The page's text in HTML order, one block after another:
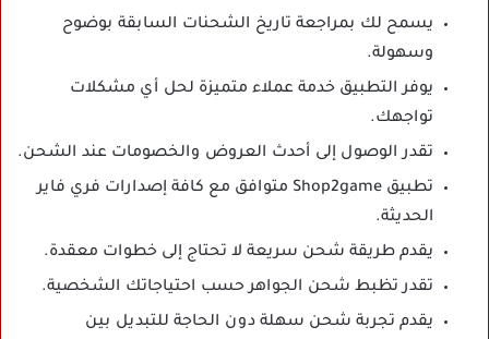
يسمح لك بمراجعة تاريخ الشحنات السابقة بوضوح
وسهولة.
يوفر التطبيق خدمة عملاء متميزة لحل أي مشكلات
تواجهك.
تقدر الوصول إلى أحدث العروض والخصومات عند الشحن.
تطبيق Shop2game متوافق مع كافة إصدارات فري فاير
الحديثة.
يقدم طريقة شحن سريعة لا تحتاج إلى خطوات معقدة.
تقدر تظبط شحن الجواهر حسب احتياجاتك الشخصية.
يقدم تجربة شحن سهلة دون الحاجة للتبديل بين